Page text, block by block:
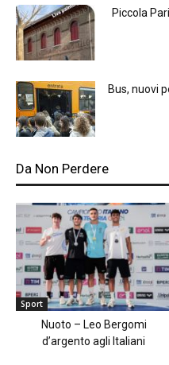
Piccola
Bus, nuovi
Da Non Perdere
Sport
Nuoto – Leo Bergomi
d’argento agli Italiani